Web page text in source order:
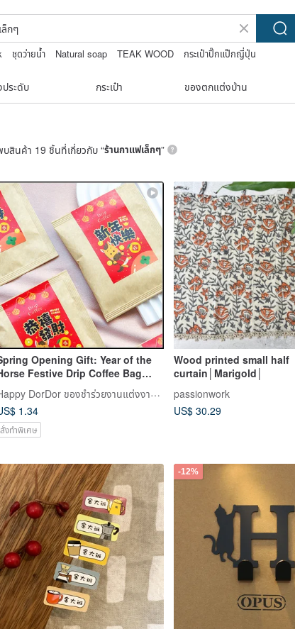
ชุดว่ายน้ำ Natural soap TEAK WOOD
กระเป๋าปิ๊กแป๊กญี่ปุ่น
ประดับ กระเป๋า ของตกแต่งบ้าน
สินค้า 19 ชิ้นที่เกี่ยวกับ “ร้านกาแฟเล็กๆ”
Opening Gift: Year of the
Festive Drip Coffee Bag
(Complimentary Name Printing for
Orders) - A Thoughtful In-
Gift
Happy DorDor ของชำร่วยงานแต่งงานและช่อดอกไม้ของขวัญ
1.34
สั่งทำพิเศษ
Wood printed small half
curtain│Marigold│
passionwork
US$ 30.29
-12%